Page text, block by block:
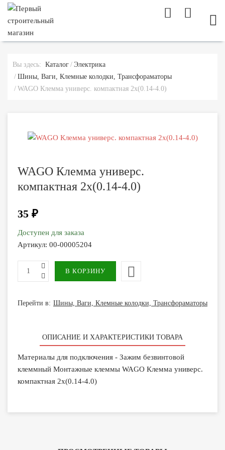
Вы здесь: Каталог
Электрика
Шины, Ваги, Клемные колодки, Трансфораматоры
WAGO Клемма универс. компактная 2х(0.14-4.0)
WAGO Клемма универс.
компактная 2х(0.14-4.0)
35 ₽
Доступен для заказа
Артикул: 00-00005204
Перейти в: Шины, Ваги, Клемные колодки, Трансфораматоры
ОПИСАНИЕ И ХАРАКТЕРИСТИКИ ТОВАРА
Материалы для подключения - Зажим безвинтовой
клеммный Монтажные клеммы WAGO Клемма универс.
компактная 2х(0.14-4.0)